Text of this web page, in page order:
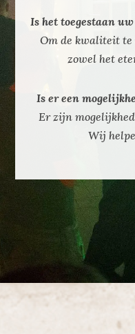
Is het toegestaan
Om de kwaliteit
zowel het
Is er een
Er zijn
Wij